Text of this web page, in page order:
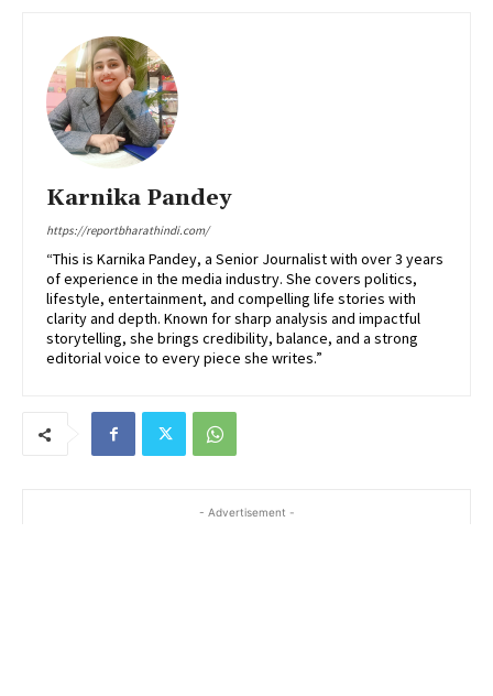
Karnika Pandey
https://reportbharathindi.com/
“This is Karnika Pandey, a Senior Journalist with over 3 years
of experience in the media industry. She covers politics,
lifestyle, entertainment, and compelling life stories with
clarity and depth. Known for sharp analysis and impactful
storytelling, she brings credibility, balance, and a strong
editorial voice to every piece she writes.”
- Advertisement -